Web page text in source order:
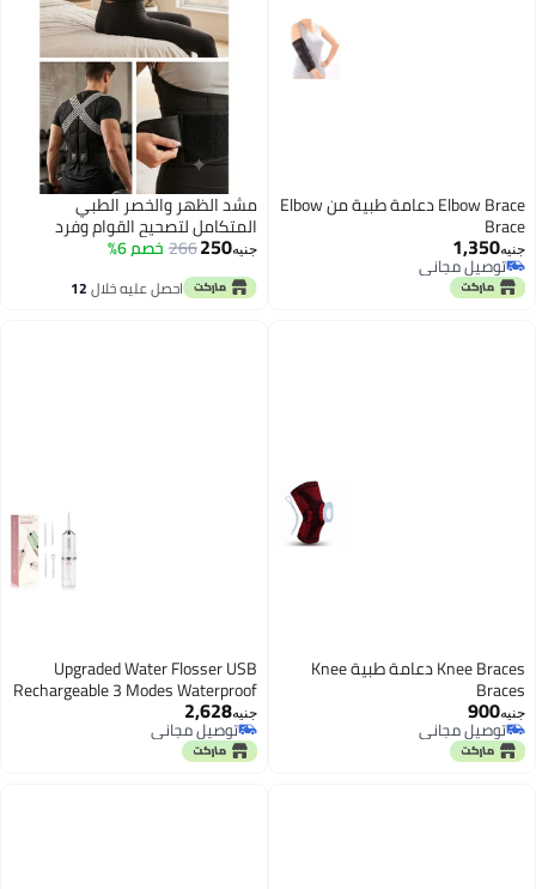
Elbow Brace دعامة طبية من Elbow
Brace
جنيه1,350
توصيل مجاني
توصيل مجاني
مشد الظهر والخصر الطبي
المتكامل لتصحيح القوام وفرد
الكتفين - موديل MYZ-3303
جنيه250
266 خصم 6%
احصل عليه خلال12
Knee Braces دعامة طبية Knee
Braces
جنيه900
توصيل مجاني
توصيل مجاني
Upgraded Water Flosser USB
Rechargeable 3 Modes Waterproof
6 Jet Nozzles Professional Cordless
Dental Flosser Braces Cleaner
220ml Water Tank
جنيه2,628
توصيل مجاني
توصيل مجاني